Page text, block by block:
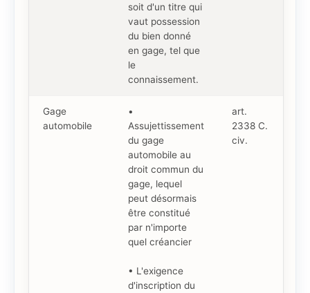
soit d'un titre qui
vaut possession
du bien donné
en gage, tel que
le
connaissement.
Gage
automobile
•
Assujettissement
du gage
automobile au
droit commun du
gage, lequel
peut désormais
être constitué
par n'importe
quel créancier
• L'exigence
d'inscription du
art.
2338 C.
civ.